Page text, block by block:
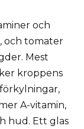
och
och tomater
Mest
kroppens
A-vitamin,
hud. Ett glas